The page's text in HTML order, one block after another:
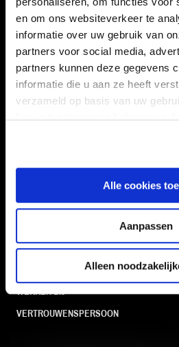
en om ons websiteverkeer te
informatie over uw gebruik van
partners voor social media,
partners kunnen deze gegevens
informatie die u aan ze heeft
verzameld op basis van uw
kan je toestemming beheren op
Alle cookies
Aanpassen
Alleen
Navigeer naar
CLUB
TEAMS
Informatie
VEELGESTELDE VRAGEN
WERKEN BIJ
VERTROUWENSPERSOON